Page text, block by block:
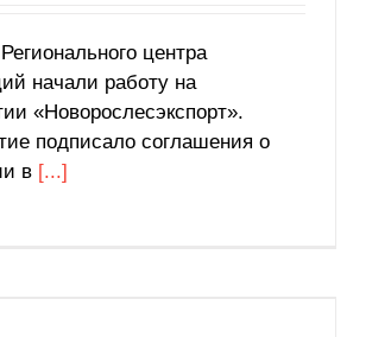
центра
начали работу на
«Новорослесэкспорт».
подписало соглашения о
в [...]